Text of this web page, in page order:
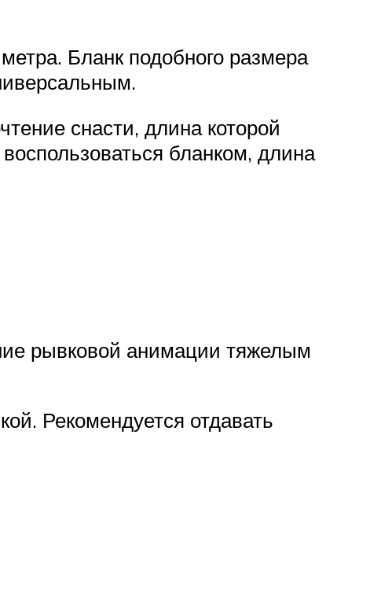
Бланк подобного размера
снасти, длина которой
бланком, длина
рывковой анимации тяжелым
Рекомендуется отдавать